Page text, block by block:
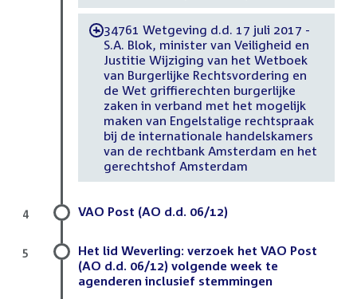
-34761 Wetgeving d.d. 17 juli 2017 -
S.A. Blok, minister van Veiligheid en
Justitie Wijziging van het Wetboek
van Burgerlijke Rechtsvordering en
de Wet griffierechten burgerlijke
zaken in verband met het mogelijk
maken van Engelstalige rechtspraak
bij de internationale handelskamers
van de rechtbank Amsterdam en het
gerechtshof Amsterdam
VAO Post (AO d.d. 06/12)
4
Het lid Weverling: verzoek het VAO Post
(AO d.d. 06/12) volgende week te
agenderen inclusief stemmingen
5